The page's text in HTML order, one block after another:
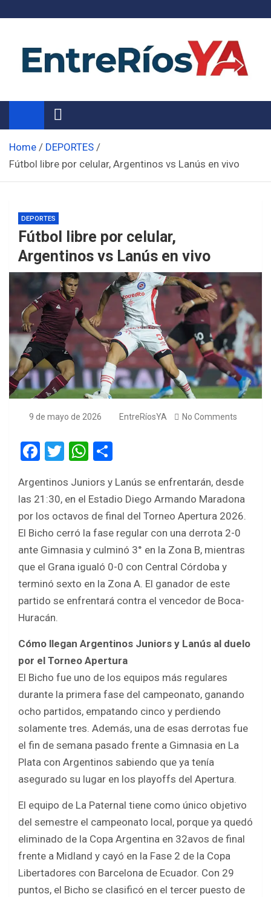
Noticias de Entre Ríos
Información de toda la provincia ahora
Home
DEPORTES
Fútbol libre por celular, Argentinos vs Lanús en vivo
DEPORTES
Fútbol libre por celular,
Argentinos vs Lanús en vivo
9 de mayo de 2026 EntreRíosYA No Comments
F
ce
b
o
o
k
T
tt
er
W
at
s
A
p
p
ar
e
Argentinos Juniors y Lanús se enfrentarán, desde
las 21:30, en el Estadio Diego Armando Maradona
por los octavos de final del Torneo Apertura 2026.
El Bicho cerró la fase regular con una derrota 2-0
ante Gimnasia y culminó 3° en la Zona B, mientras
que el Grana igualó 0-0 con Central Córdoba y
terminó sexto en la Zona A. El ganador de este
partido se enfrentará contra el vencedor de Boca-
Huracán.
Cómo llegan Argentinos Juniors y Lanús al duelo
por el Torneo Apertura
El Bicho fue uno de los equipos más regulares
durante la primera fase del campeonato, ganando
ocho partidos, empatando cinco y perdiendo
solamente tres. Además, una de esas derrotas fue
el fin de semana pasado frente a Gimnasia en La
Plata con Argentinos sabiendo que ya tenía
asegurado su lugar en los playoffs del Apertura.
El equipo de La Paternal tiene como único objetivo
del semestre el campeonato local, porque ya quedó
eliminado de la Copa Argentina en 32avos de final
frente a Midland y cayó en la Fase 2 de la Copa
Libertadores con Barcelona de Ecuador. Con 29
puntos, el Bicho se clasificó en el tercer puesto de